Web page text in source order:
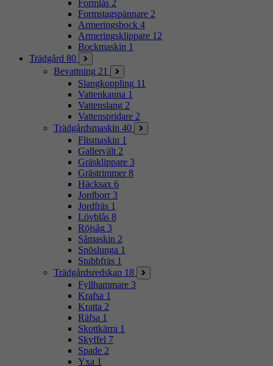
Formlås 2
Formstagspännare 2
Armeringsbock 4
Armeringsklippare 12
Bockmaskin 1
Trädgård 80
Bevattning 21
Slangkoppling 11
Vattenkanna 1
Vattenslang 2
Vattenspridare 2
Trädgårdsmaskin 40
Flismaskin 1
Gallervält 2
Gräsklippare 3
Grästrimmer 8
Häcksax 6
Jordborr 3
Jordfräs 1
Lövblås 8
Röjsåg 3
Såmaskin 2
Snöslunga 1
Stubbfräs 1
Trädgårdsredskap 18
Fyllhammare 3
Krafsa 1
Kratta 2
Räfsa 1
Skottkärra 1
Skyffel 7
Spade 2
Yxa 1